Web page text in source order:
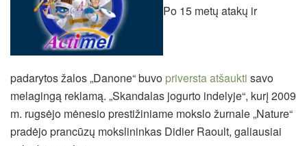
Po 15 metų atakų ir
padarytos žalos „Danone“ buvo priversta atšaukti savo
melagingą reklamą. „Skandalas jogurto indelyje“, kurį 2009
m. rugsėjo mėnesio prestižiniame mokslo žurnale „Nature“
pradėjo prancūzų mokslininkas Didier Raoult, galiausiai